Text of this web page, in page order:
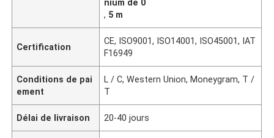
nium de 0
, 5 m
Certification
CE, ISO9001, ISO14001, ISO45001, IAT
F16949
Conditions de pai
ement
L / C, Western Union, Moneygram, T /
T
Délai de livraison 20-40 jours